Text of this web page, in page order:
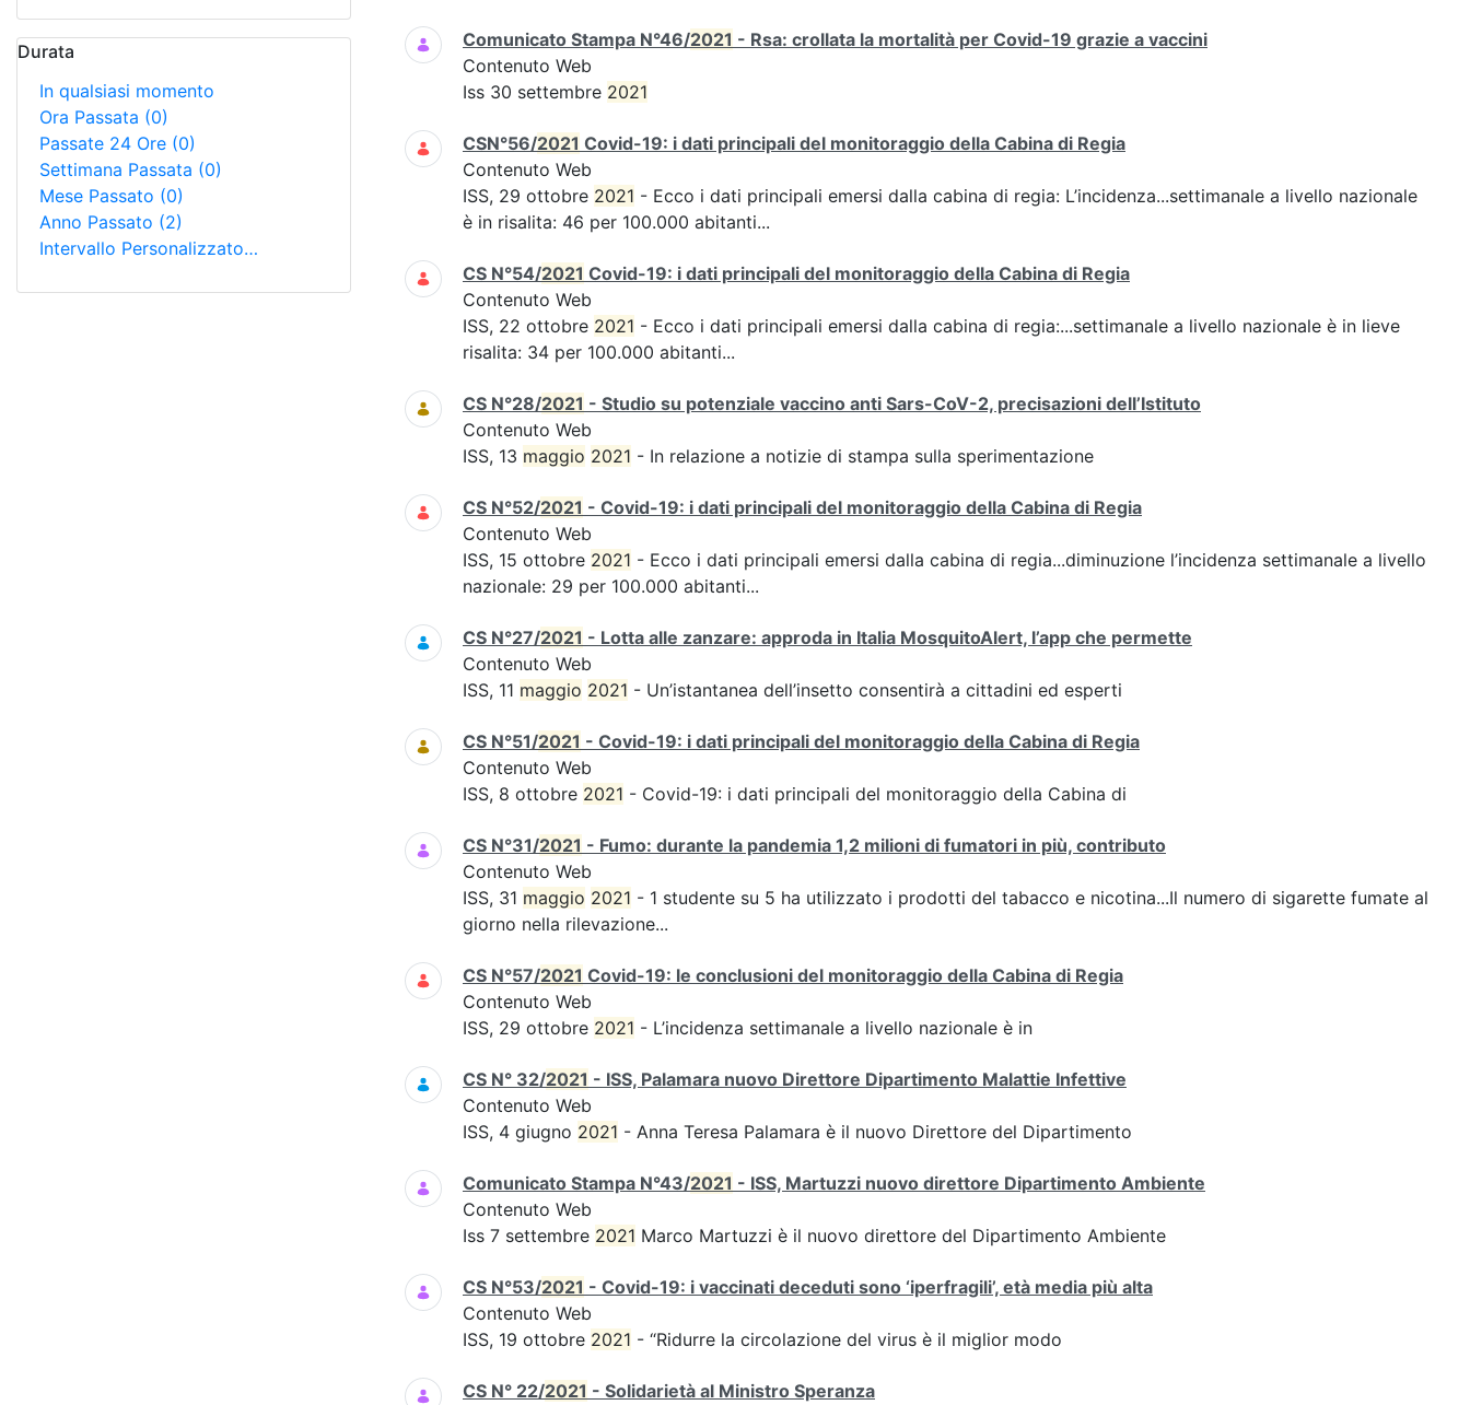
Durata
In qualsiasi momento
Ora Passata (0)
Passate 24 Ore (0)
Settimana Passata (0)
Mese Passato (0)
Anno Passato (2)
Intervallo Personalizzato…
Comunicato Stampa N°46/2021 - Rsa: crollata la mortalità per Covid-19 grazie a vaccini
Contenuto Web
Iss 30 settembre 2021
CSN°56/2021 Covid-19: i dati principali del monitoraggio della Cabina di Regia
Contenuto Web
ISS, 29 ottobre 2021 - Ecco i dati principali emersi dalla cabina di regia: L’incidenza...settimanale a livello nazionale
è in risalita: 46 per 100.000 abitanti...
CS N°54/2021 Covid-19: i dati principali del monitoraggio della Cabina di Regia
Contenuto Web
ISS, 22 ottobre 2021 - Ecco i dati principali emersi dalla cabina di regia:...settimanale a livello nazionale è in lieve
risalita: 34 per 100.000 abitanti...
CS N°28/2021 - Studio su potenziale vaccino anti Sars-CoV-2, precisazioni dell’Istituto
Contenuto Web
ISS, 13 maggio 2021 - In relazione a notizie di stampa sulla sperimentazione
CS N°52/2021 - Covid-19: i dati principali del monitoraggio della Cabina di Regia
Contenuto Web
ISS, 15 ottobre 2021 - Ecco i dati principali emersi dalla cabina di regia...diminuzione l’incidenza settimanale a livello
nazionale: 29 per 100.000 abitanti...
CS N°27/2021 - Lotta alle zanzare: approda in Italia MosquitoAlert, l’app che permette
Contenuto Web
ISS, 11 maggio 2021 - Un’istantanea dell’insetto consentirà a cittadini ed esperti
CS N°51/2021 - Covid-19: i dati principali del monitoraggio della Cabina di Regia
Contenuto Web
ISS, 8 ottobre 2021 - Covid-19: i dati principali del monitoraggio della Cabina di
CS N°31/2021 - Fumo: durante la pandemia 1,2 milioni di fumatori in più, contributo
Contenuto Web
ISS, 31 maggio 2021 - 1 studente su 5 ha utilizzato i prodotti del tabacco e nicotina...Il numero di sigarette fumate al
giorno nella rilevazione...
CS N°57/2021 Covid-19: le conclusioni del monitoraggio della Cabina di Regia
Contenuto Web
ISS, 29 ottobre 2021 - L’incidenza settimanale a livello nazionale è in
CS N° 32/2021 - ISS, Palamara nuovo Direttore Dipartimento Malattie Infettive
Contenuto Web
ISS, 4 giugno 2021 - Anna Teresa Palamara è il nuovo Direttore del Dipartimento
Comunicato Stampa N°43/2021 - ISS, Martuzzi nuovo direttore Dipartimento Ambiente
Contenuto Web
Iss 7 settembre 2021 Marco Martuzzi è il nuovo direttore del Dipartimento Ambiente
CS N°53/2021 - Covid-19: i vaccinati deceduti sono ‘iperfragili’, età media più alta
Contenuto Web
ISS, 19 ottobre 2021 - “Ridurre la circolazione del virus è il miglior modo
CS N° 22/2021 - Solidarietà al Ministro Speranza